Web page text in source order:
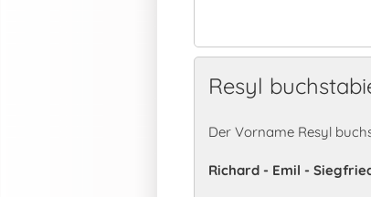
Resyl
Der Vorname Resyl
Richard - Emil -